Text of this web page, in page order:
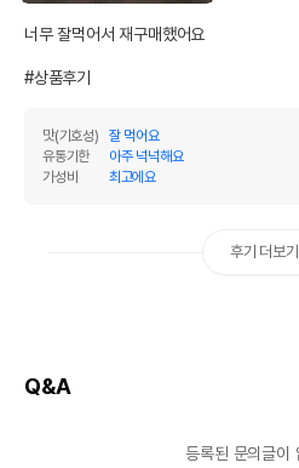
너무 잘먹어서 재구매했어요
#상품후기
맛(기호성)
잘 먹어요
유통기한
아주 넉넉해요
가성비
최고에요
후기 더보기
Q&A
등록된 문의글이